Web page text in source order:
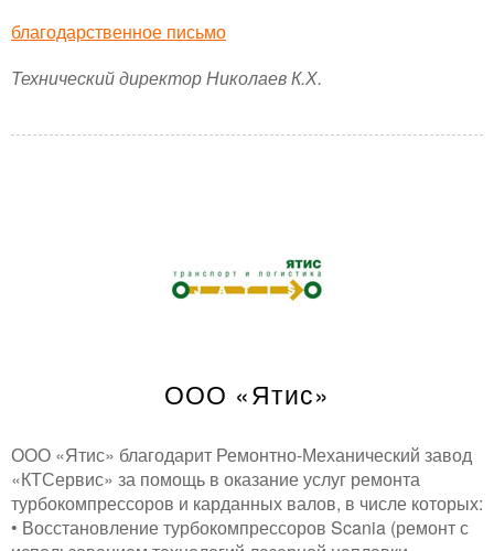
благодарственное письмо
Технический директор Николаев К.Х.
ООО «Ятис»
ООО «Ятис» благодарит Ремонтно-Механический завод
«КТСервис» за помощь в оказание услуг ремонта
турбокомпрессоров и карданных валов, в числе которых:
• Восстановление турбокомпрессоров Scania (ремонт с